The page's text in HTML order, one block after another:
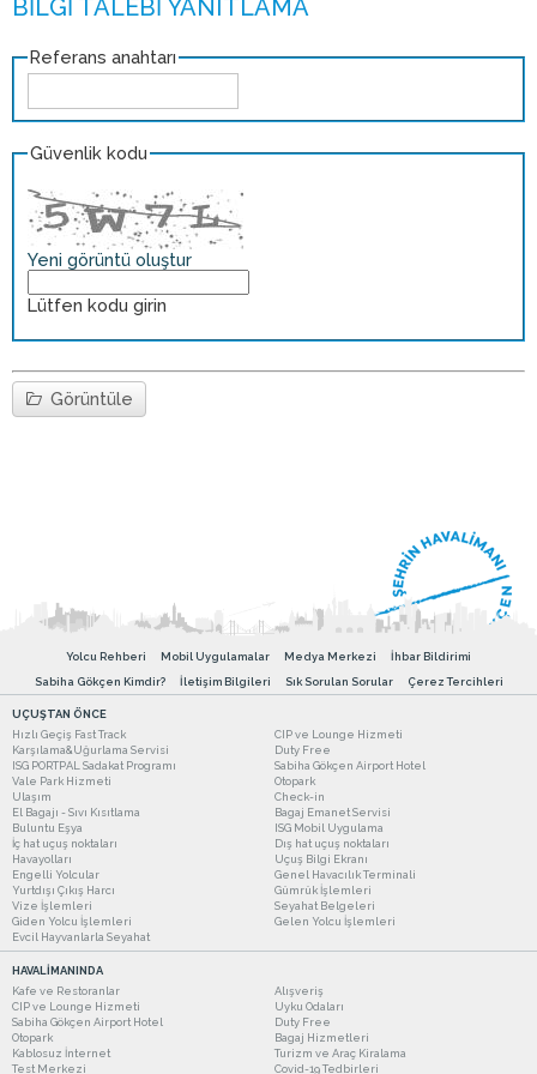
Referans anahtarı
Güvenlik kodu
Yeni görüntü oluştur
Lütfen kodu girin
Görüntüle
Yolcu Rehberi Mobil Uygulamalar Medya Merkezi
İhbar Bildirimi
Sabiha Gökçen Kimdir?
İletişim Bilgileri Sık Sorulan Sorular Çerez Tercihleri
UÇUŞTAN ÖNCE
Hızlı Geçiş Fast Track
CIP ve Lounge Hizmeti
Karşılama&Uğurlama Servisi
Duty Free
ISG PORTPAL Sadakat Programı
Sabiha Gökçen Airport Hotel
Vale Park Hizmeti
Otopark
Ulaşım
Check-in
El Bagajı - Sıvı Kısıtlama
Bagaj Emanet Servisi
Buluntu Eşya
ISG Mobil Uygulama
İç hat uçuş noktaları
Dış hat uçuş noktaları
Havayolları
Uçuş Bilgi Ekranı
Engelli Yolcular
Genel Havacılık Terminali
Yurtdışı Çıkış Harcı
Gümrük İşlemleri
Vize İşlemleri
Seyahat Belgeleri
Giden Yolcu İşlemleri
Gelen Yolcu İşlemleri
Evcil Hayvanlarla Seyahat
HAVALİMANINDA
Kafe ve Restoranlar
Alışveriş
CIP ve Lounge Hizmeti
Uyku Odaları
Sabiha Gökçen Airport Hotel
Duty Free
Otopark
Bagaj Hizmetleri
Kablosuz İnternet
Turizm ve Araç Kiralama
Test Merkezi
Covid-19 Tedbirleri